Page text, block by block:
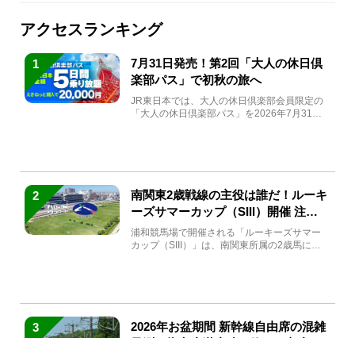
アクセスランキング
1
7月31日発売！第2回「大人の休日倶
楽部パス」で初秋の旅へ
JR東日本では、大人の休日倶楽部会員限定の
「大人の休日倶楽部パス」を2026年7月31日
2
南関東2歳戦線の主役は誰だ！ルーキ
ーズサマーカップ（SIII）開催 注目
馬と見どころをチェック
浦和競馬場で開催される「ルーキーズサマー
カップ（SIII）」は、南関東所属の2歳馬によ
3
2026年お盆期間 新幹線自由席の混雑